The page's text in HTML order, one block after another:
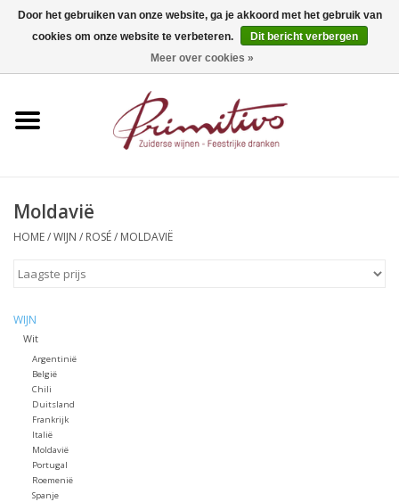
0 Artikelen - €0,00
Apero
Alcoholvrij
Sterkedrank
Bier
Koffie
Olijfolie
Moldavië
HOME/WIJN / ROSÉ/ MOLDAVIË
WIJN
Wit
Argentinië
België
Chili
Duitsland
Frankrijk
Italië
Moldavië
Portugal
Roemenië
Spanje
Door het gebruiken van onze website, ga je akkoord met het gebruik van
cookies om onze website te verbeteren.
Dit bericht verbergen
Meer over cookies »